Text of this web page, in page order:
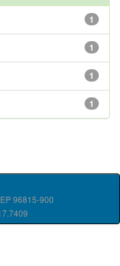
1
1
1
1
96815-900